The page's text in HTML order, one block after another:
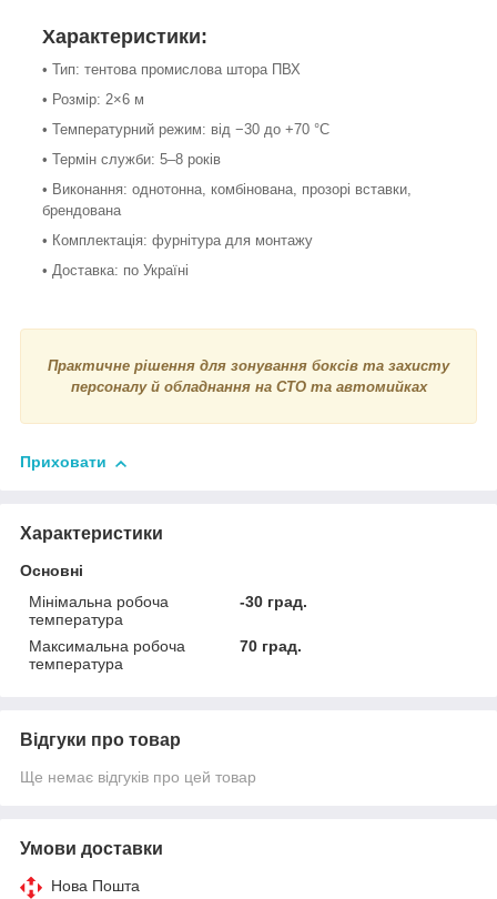
Характеристики:
• Тип: тентова промислова штора ПВХ
• Розмір: 2×6 м
• Температурний режим: від −30 до +70 °С
• Термін служби: 5–8 років
• Виконання: однотонна, комбінована, прозорі вставки,
брендована
• Комплектація: фурнітура для монтажу
• Доставка: по Україні
Практичне рішення для зонування боксів та захисту
персоналу й обладнання на СТО та автомийках
Приховати
Характеристики
Основні
Мінімальна робоча
температура
-30 град.
Максимальна робоча
температура
70 град.
Відгуки про товар
Ще немає відгуків про цей товар
Умови доставки
Нова Пошта